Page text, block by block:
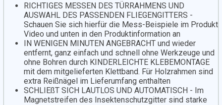
RICHTIGES MESSEN DES TÜRRAHMENS UND
AUSWAHL DES PASSENDEN FLIEGENGITTERS -
Schauen Sie sich hierfür die Mess-Beispiele im Produkt
Video und unten in den Produktinformation an
IN WENIGEN MINUTEN ANGEBRACHT und wieder
entfernt, ganz einfach und schnell ohne Werkzeuge und
ohne Bohren durch KINDERLEICHTE KLEBEMONTAGE
mit dem mitgelieferten Klettband. Für Holzrahmen sind
extra Reißnägel im Lieferumfang enthalten
SCHLIEßT SICH LAUTLOS UND AUTOMATISCH - Im
Magnetstreifen des Insektenschutzgitter sind starke